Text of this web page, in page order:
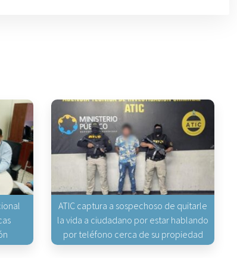
ATIC captura a sospechoso de quitarle
la vida a ciudadano por estar hablando
por teléfono cerca de su propiedad